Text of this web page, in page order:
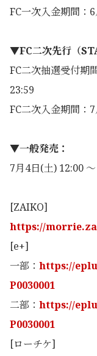
FC一次入金期間：
▼FC二次先行（
FC二次抽選受付期
23:59
FC二次入金期間：
▼一般発売：
7月4日(土) 12:00
[ZAIKO]
https://
[e+]
一部： https://
P0030001
二部： https://
P0030001
[ローチケ]